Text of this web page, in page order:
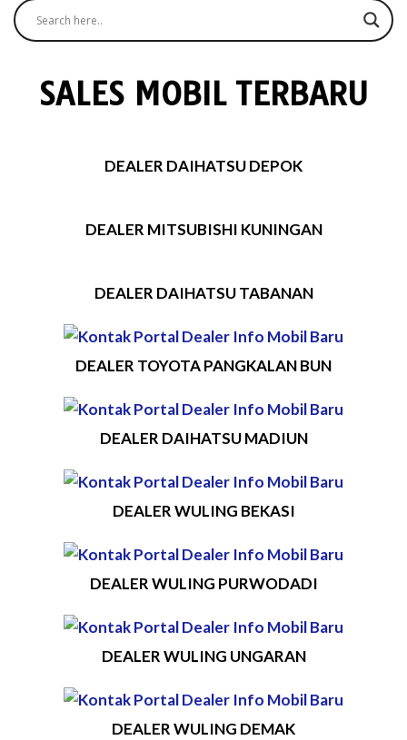
SALES MOBIL TERBARU
DEALER DAIHATSU DEPOK
DEALER MITSUBISHI KUNINGAN
DEALER DAIHATSU TABANAN
DEALER TOYOTA PANGKALAN BUN
DEALER DAIHATSU MADIUN
DEALER WULING BEKASI
DEALER WULING PURWODADI
DEALER WULING UNGARAN
DEALER WULING DEMAK